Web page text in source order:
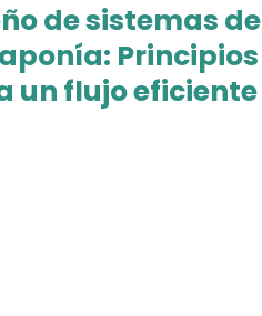
de sistemas de
Principios
un flujo eficiente